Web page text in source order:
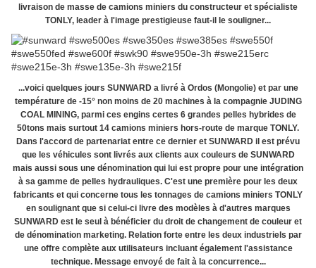
livraison de masse de camions miniers du constructeur et spécialiste
TONLY, leader à l'image prestigieuse faut-il le souligner...
...voici quelques jours SUNWARD a livré à Ordos (Mongolie) et par une
température de -15° non moins de 20 machines à la compagnie JUDING
COAL MINING, parmi ces engins certes 6 grandes pelles hybrides de
50tons mais surtout 14 camions miniers hors-route de marque TONLY.
Dans l'accord de partenariat entre ce dernier et SUNWARD il est prévu
que les véhicules sont livrés aux clients aux couleurs de SUNWARD
mais aussi sous une dénomination qui lui est propre pour une intégration
à sa gamme de pelles hydrauliques. C'est une première pour les deux
fabricants et qui concerne tous les tonnages de camions miniers TONLY
en soulignant que si celui-ci livre des modèles à d'autres marques
SUNWARD est le seul à bénéficier du droit de changement de couleur et
de dénomination marketing. Relation forte entre les deux industriels par
une offre complète aux utilisateurs incluant également l'assistance
technique. Message envoyé de fait à la concurrence...